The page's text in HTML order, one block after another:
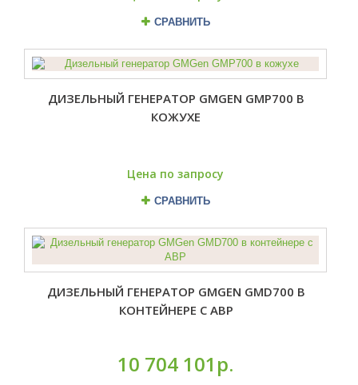
СРАВНИТЬ
ДИЗЕЛЬНЫЙ ГЕНЕРАТОР GMGEN GMP700 В
КОЖУХЕ
Цена по запросу
СРАВНИТЬ
ДИЗЕЛЬНЫЙ ГЕНЕРАТОР GMGEN GMD700 В
КОНТЕЙНЕРЕ С АВР
10 704 101р.